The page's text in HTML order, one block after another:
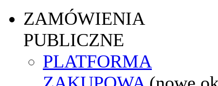
ZAMÓWIENIA
PUBLICZNE
PLATFORMA